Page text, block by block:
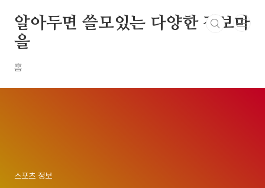
알아두면 쓸모있는 다양한 정보마
을
홈
스포츠 정보